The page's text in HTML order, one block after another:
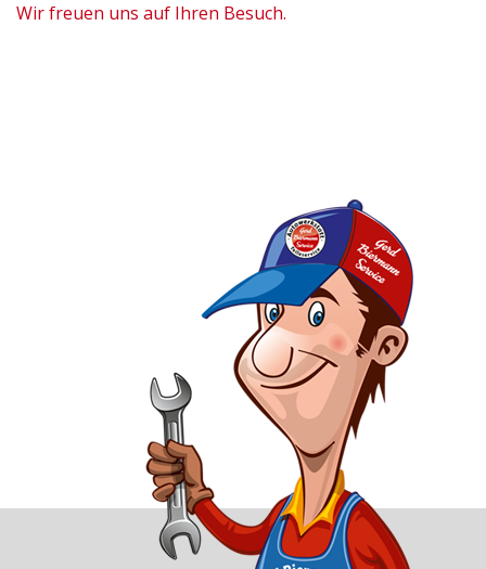
Wir freuen uns auf Ihren Besuch.